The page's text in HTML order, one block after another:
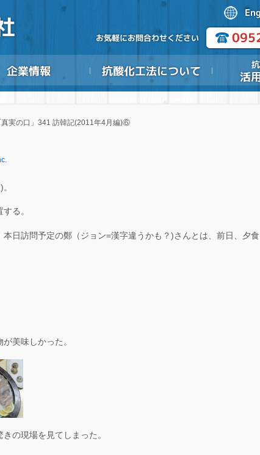
真実の口」341 訪韓記(2011年4月編)⑥
る。
日訪問予定の鄭（ジョン=漢字違うかも？)さんとは、前日、夕食
美味しかった。
の現場を見てしまった。